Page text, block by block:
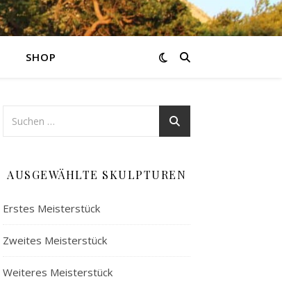
SHOP
AUSGEWÄHLTE SKULPTUREN
Erstes Meisterstück
Zweites Meisterstück
Weiteres Meisterstück